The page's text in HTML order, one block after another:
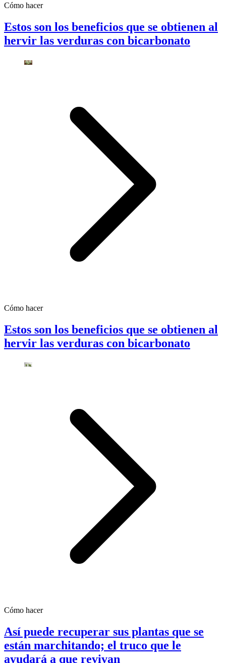
Cómo hacer
Estos son los beneficios que se obtienen al
hervir las verduras con bicarbonato
Cómo hacer
Estos son los beneficios que se obtienen al
hervir las verduras con bicarbonato
Cómo hacer
Así puede recuperar sus plantas que se
están marchitando; el truco que le
ayudará a que revivan